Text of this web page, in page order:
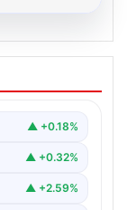
bağlantı
▲ +0.18%
▲ +0.32%
▲ +2.59%